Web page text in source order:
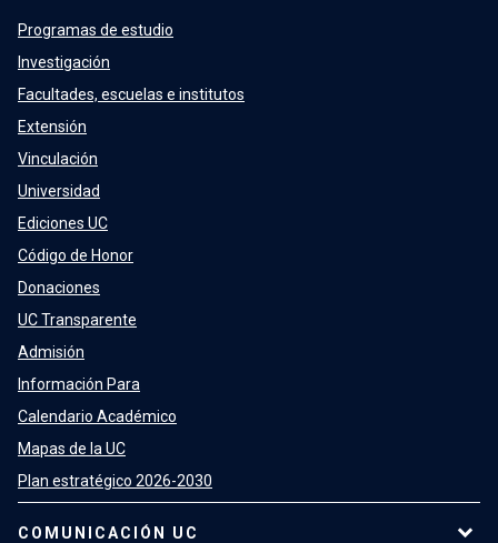
Programas de estudio
Investigación
Facultades, escuelas e institutos
Extensión
Vinculación
Universidad
Ediciones UC
Código de Honor
Donaciones
UC Transparente
Admisión
Información Para
Calendario Académico
Mapas de la UC
Plan estratégico 2026-2030
COMUNICACIÓN UC